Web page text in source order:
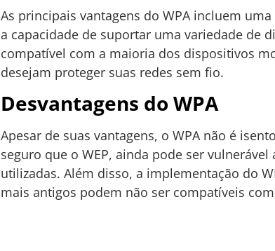
As principais vantagens do WPA incluem
a capacidade de suportar uma variedade de
compatível com a maioria dos dispositivos
desejam proteger suas redes sem fio.
Desvantagens do WPA
Apesar de suas vantagens, o WPA não é
seguro que o WEP, ainda pode ser
utilizadas. Além disso, a implementação do
mais antigos podem não ser compatíveis